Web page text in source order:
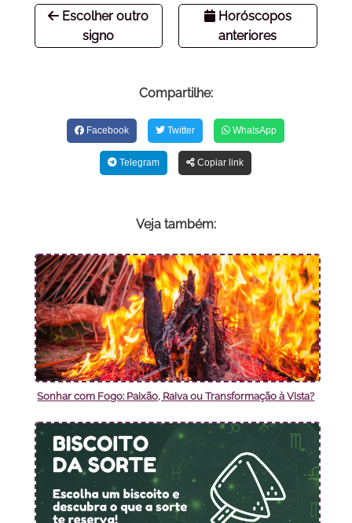
Escolher outro
signo
Horóscopos
anteriores
Compartilhe:
Facebook Twitter WhatsApp
Telegram Copiar link
Veja também:
Sonhar com Fogo: Paixão, Raiva ou Transformação à Vista?